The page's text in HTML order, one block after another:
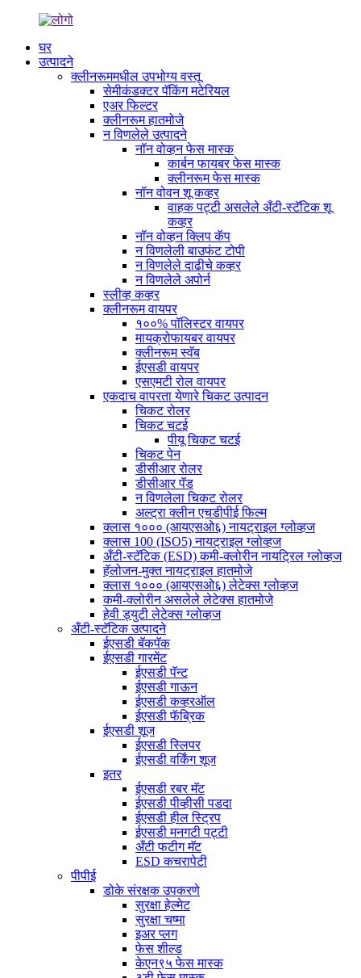
घर
उत्पादने
क्लीनरूममधील उपभोग्य वस्तू
सेमीकंडक्टर पॅकिंग मटेरियल
एअर फिल्टर
क्लीनरूम हातमोजे
न विणलेले उत्पादने
नॉन वोव्हन फेस मास्क
कार्बन फायबर फेस मास्क
क्लीनरूम फेस मास्क
नॉन वोवन शू कव्हर
वाहक पट्टी असलेले अँटी-स्टॅटिक शू
कव्हर
नॉन वोव्हन क्लिप कॅप
न विणलेली बाउफंट टोपी
न विणलेले दाढीचे कव्हर
न विणलेले अपोर्न
स्लीव्ह कव्हर
क्लीनरूम वायपर
१००% पॉलिस्टर वायपर
मायक्रोफायबर वायपर
क्लीनरूम स्वॅब
ईएसडी वायपर
एसएमटी रोल वायपर
एकदाच वापरता येणारे चिकट उत्पादन
चिकट रोलर
चिकट चटई
पीयू चिकट चटई
चिकट पेन
डीसीआर रोलर
डीसीआर पॅड
न विणलेला चिकट रोलर
अल्ट्रा क्लीन एचडीपीई फिल्म
क्लास १००० (आयएसओ६) नायट्राइल ग्लोव्हज
क्लास 100 (ISO5) नायट्राइल ग्लोव्हज
अँटी-स्टॅटिक (ESD) कमी-क्लोरीन नायट्रिल ग्लोव्हज
हॅलोजन-मुक्त नायट्राइल हातमोजे
क्लास १००० (आयएसओ६) लेटेक्स ग्लोव्हज
कमी-क्लोरीन असलेले लेटेक्स हातमोजे
हेवी ड्युटी लेटेक्स ग्लोव्हज
अँटी-स्टॅटिक उत्पादने
ईएसडी बॅकपॅक
ईएसडी गारमेंट
ईएसडी पॅन्ट
ईएसडी गाऊन
ईएसडी कव्हरऑल
ईएसडी फॅब्रिक
ईएसडी शूज
ईएसडी स्लिपर
ईएसडी वर्किंग शूज
इतर
ईएसडी रबर मॅट
ईएसडी पीव्हीसी पडदा
ईएसडी हील स्ट्रिप
ईएसडी मनगटी पट्टी
अँटी फटीग मॅट
ESD कचरापेटी
पीपीई
डोके संरक्षक उपकरणे
सुरक्षा हेल्मेट
सुरक्षा चष्मा
इअर प्लग
फेस शील्ड
केएन९५ फेस मास्क